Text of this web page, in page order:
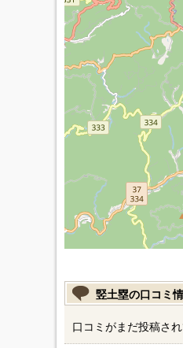
竪土塁の口コミ
口コミがまだ投稿され